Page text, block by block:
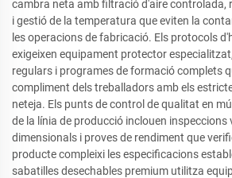
cambra neta amb filtració d'aire controlada,
i gestió de la temperatura que eviten la
les operacions de fabricació. Els protocols
exigeixen equipament protector
regulars i programes de formació complets
compliment dels treballadors amb els
neteja. Els punts de control de qualitat en
de la línia de producció inclouen inspeccions
dimensionals i proves de rendiment que
producte compleixi les especificacions
sabatilles desechables premium utilitza